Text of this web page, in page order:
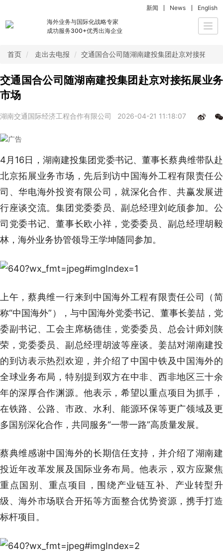
海外业务与国际化战略专家
成功服务300+优秀出海企业
新闻 News English
首页 走出去电报 交通国合公司随湖南建投集团赴京对接拓展业
交通国合公司随湖南建投集团赴京对接拓展业务
市场
湖南交通国际经济工程合作有限公司 2026-04-21 11:18:07
4月16日，湖南建投集团党委书记、董事长蔡典维带队赴
北京拓展业务市场，先后到访中国海外工程有限责任公
司、华电海外投资有限公司，就深化合作、共赢发展进
行座谈交流。集团党委委员、副总经理刘屹颀参加。公
司党委书记、董事长欧小祥，党委委员、副总经理胡毅
林，海外业务协管领导王学坤随同参加。
上午，蔡典维一行来到中国海外工程有限责任公司（简
称“中国海外”），与中国海外党委书记、董事长姜喆，党
委副书记、工会主席杨德佳，党委委员、总会计师刘陕
荣，党委委员、副总经理胡波等座谈。姜喆对湖南建投
的到访表示热烈欢迎，并介绍了中国中铁及中国海外的
全球业务布局，特别提到双方在中非、西非地区三十余
年的深厚合作渊源。他表示，希望以重点项目为抓手，
在铁路、公路、市政、水利、能源环保等更广领域及更
多国别深化合作，共同服务“一带一路”高质量发展。
蔡典维感谢中国海外的长期信任支持，并介绍了湖南建
投近年改革发展及国际业务布局。他表示，双方应聚焦
重点国别、重点项目，围绕产业链互补、产业转型升
级、海外市场联合开拓等方面整合优势资源，携手打造
标杆项目。